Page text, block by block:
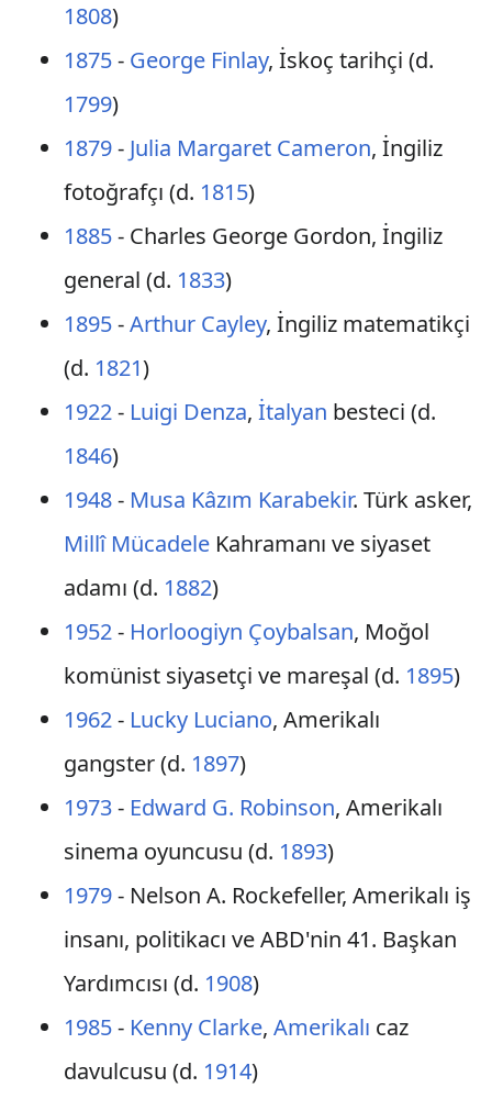
1808)
1875- George Finlay, İskoç tarihçi (d.
1799)
1879- Julia Margaret Cameron, İngiliz
fotoğrafçı (d. 1815)
1885- Charles George Gordon, İngiliz
general (d. 1833)
1895-Arthur Cayley, İngiliz matematikçi
(d. 1821)
1922- Luigi Denza, İtalyan besteci (d.
1846)
1948- Musa Kâzım Karabekir. Türk asker,
Millî MücadeleKahramanı ve siyaset
adamı (d. 1882)
1952- Horloogiyn Çoybalsan, Moğol
komünist siyasetçi ve mareşal (d. 1895)
1962- Lucky Luciano, Amerikalı
gangster (d. 1897)
1973- Edward G. Robinson, Amerikalı
sinema oyuncusu (d. 1893)
1979- Nelson A. Rockefeller, Amerikalı iş
insanı, politikacı ve ABD'nin 41. Başkan
Yardımcısı (d. 1908)
1985- Kenny Clarke, Amerikalı caz
davulcusu (d. 1914)